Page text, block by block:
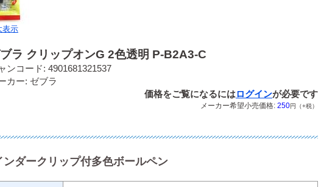
表示
ラ クリップオンG 2色透明 P-B2A3-C
ンコード: 4901681321537
カー: ゼブラ
価格をご覧になるにはログインが必要です
メーカー希望小売価格: 250円（+税）
ンダークリップ付多色ボールペン